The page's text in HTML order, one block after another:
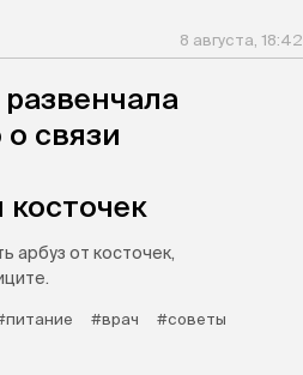
8 августа, 18:42
связи
арбуз от косточек,
#врач
#советы